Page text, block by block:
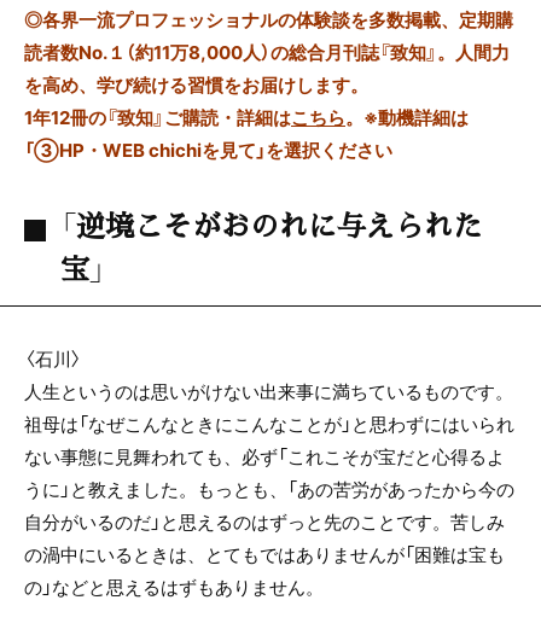
◎各界一流プロフェッショナルの体験談を多数掲載、定期購
読者数No.１（約11万8,000人）の総合月刊誌『致知』。人間力
を高め、学び続ける習慣をお届けします。
1年12冊の『致知』ご購読・詳細はこちら。 ※動機詳細は
「③HP・WEB chichiを見て」を選択ください
「逆境こそがおのれに与えられた
宝」
〈石川〉
人生というのは思いがけない出来事に満ちているものです。
祖母は「なぜこんなときにこんなことが」と思わずにはいられ
ない事態に見舞われても、必ず「これこそが宝だと心得るよ
うに」と教えました。もっとも、「あの苦労があったから今の
自分がいるのだ」と思えるのはずっと先のことです。苦しみ
の渦中にいるときは、とてもではありませんが「困難は宝も
の」などと思えるはずもありません。